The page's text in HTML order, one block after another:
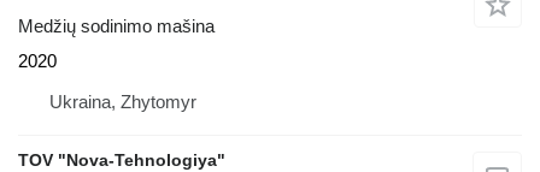
Medžių sodinimo mašina
2020
Ukraina, Zhytomyr
TOV "Nova-Tehnologiya"